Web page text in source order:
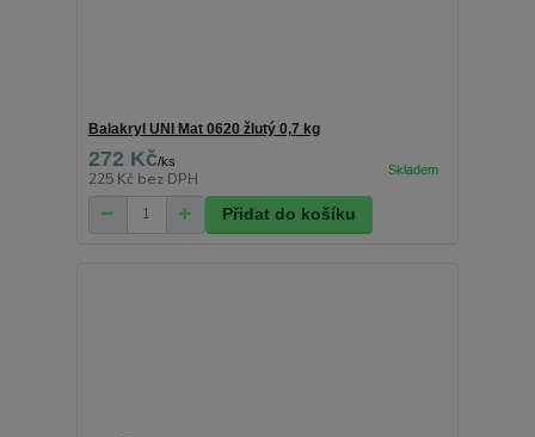
Balakryl UNI Mat 0620 žlutý 0,7 kg
272 Kč/ks
225 Kč bez DPH
Přidat do košíku